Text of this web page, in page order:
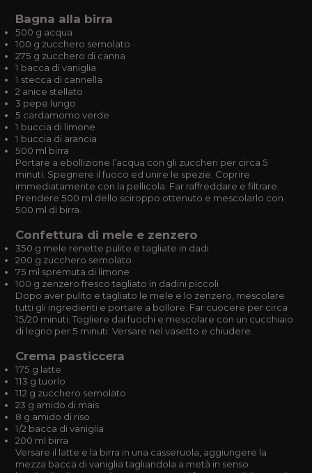
Bagna alla birra
500 g acqua
100 g zucchero semolato
275 g zucchero di canna
1 bacca di vaniglia
1 stecca di cannella
2 anice stellato
3 pepe lungo
5 cardamomo verde
1 buccia di limone
1 buccia di arancia
500 ml birra
Portare a ebollizione l’acqua con gli zuccheri per circa 5
minuti. Spegnere il fuoco ed unire le spezie. Coprire
immediatamente con la pellicola. Far raffreddare e filtrare.
Prendere 500 ml dello sciroppo ottenuto e mescolarlo con
500 ml di birra.
Confettura di mele e zenzero
350 g mele renette pulite e tagliate in dadi
200 g zucchero semolato
75 ml spremuta di limone
100 g zenzero fresco tagliato in dadini piccoli
Dopo aver pulito e tagliato le mele e lo zenzero, mescolare
tutti gli ingredienti e portare a bollore. Far cuocere per circa
15/20 minuti. Togliere dai fuochi e mescolare con un cucchiaio
di legno per 5 minuti. Versare nel vasetto e chiudere.
Crema pasticcera
175 g latte
113 g tuorlo
112 g zucchero semolato
23 g amido di mais
8 g amido di riso
1/2 bacca di vaniglia
200 ml birra
Versare il latte e la birra in una casseruola, aggiungere la
mezza bacca di vaniglia tagliandola a metà in senso